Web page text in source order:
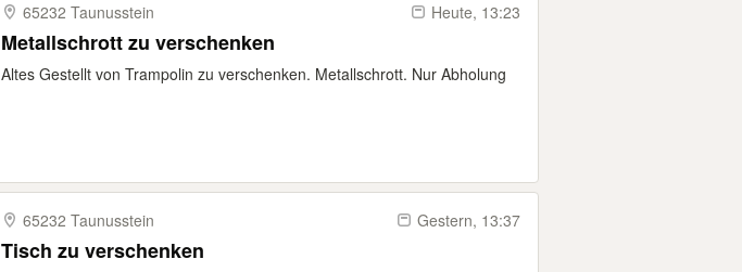
65232 Taunusstein Heute, 13:23
Metallschrott zu verschenken
Altes Gestellt von Trampolin zu verschenken. Metallschrott. Nur Abholung
65232 Taunusstein Gestern, 13:37
Tisch zu verschenken